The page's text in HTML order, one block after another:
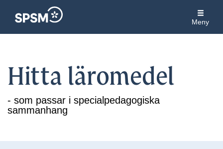
Meny
Hitta läromedel
- som passar i specialpedagogiska
sammanhang